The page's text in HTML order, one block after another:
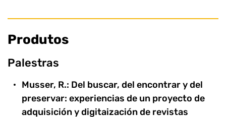
Produtos
Palestras
Musser, R.: Del buscar, del encontrar y del
preservar: experiencias de un proyecto de
adquisición y digitaización de revistas